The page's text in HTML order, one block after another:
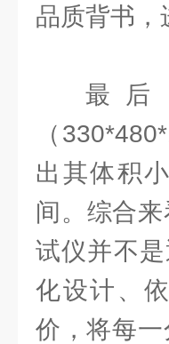
品质背书，
最
（
出其体积
间。综合
试仪并不
化设计、
价，将每